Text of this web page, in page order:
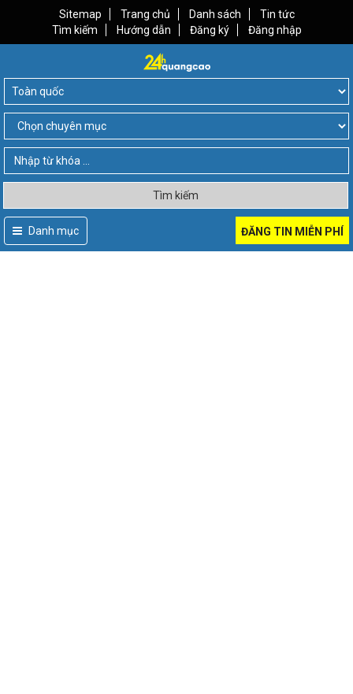
Sitemap Trang chủ Danh sách
Tin tức
Tìm kiếm
Hướng dẫn Đăng ký Đăng nhập
Tìm kiếm
Danh mục ĐĂNG TIN MIỄN PHÍ